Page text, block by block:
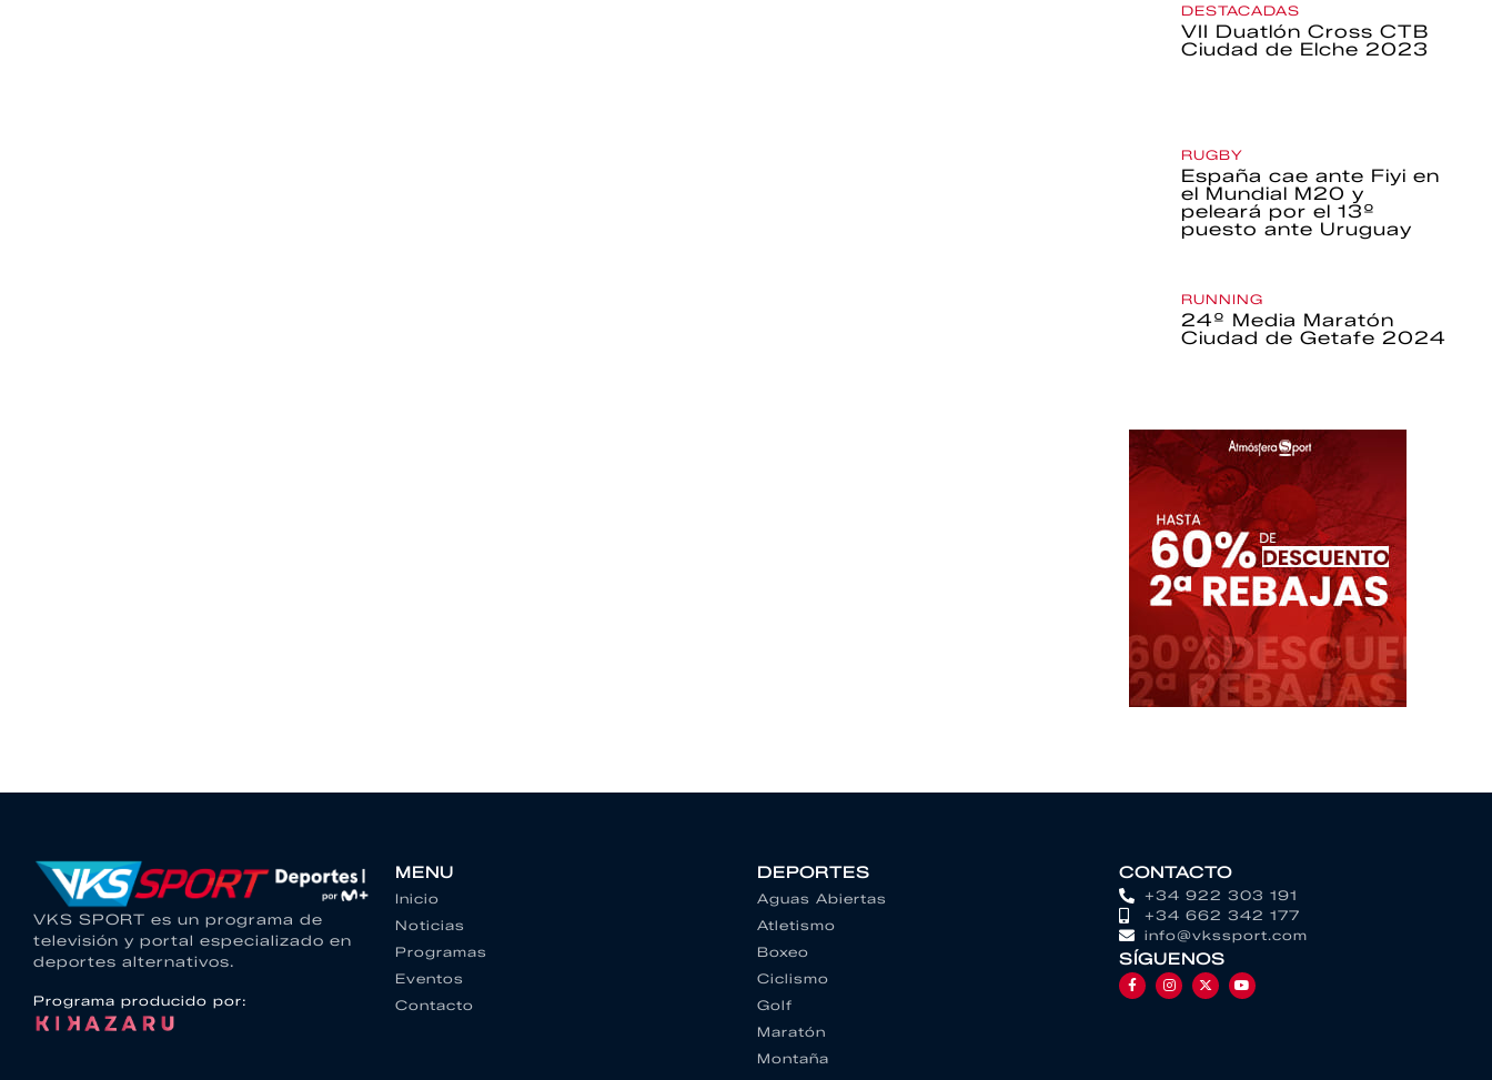
DESTACADAS
VII Duatlón Cross CTB
Ciudad de Elche 2023
RUGBY
España cae ante Fiyi en
el Mundial M20 y
peleará por el 13º
puesto ante Uruguay
RUNNING
24º Media Maratón
Ciudad de Getafe 2024
VKS SPORT es un programa de
televisión y portal especializado en
deportes alternativos.
Programa producido por:
MENU
Inicio
Noticias
Programas
Eventos
Contacto
DEPORTES
Aguas Abiertas
Atletismo
Boxeo
Ciclismo
Golf
Maratón
Montaña
CONTACTO
+34 922 303 191
+34 662 342 177
info@vkssport.com
SÍGUENOS